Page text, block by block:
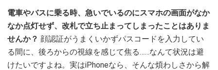
電車やバスに乗る時、急いでいるのにスマホの画面がなか
なか点灯せず、改札で立ち止まってしまったことはありま
せんか？ 顔認証がうまくいかずパスコードを入力してい
る間に、後ろからの視線を感じて焦る……なんて状況は避
けたいですよね。実はiPhoneなら、そんな煩わしさから解